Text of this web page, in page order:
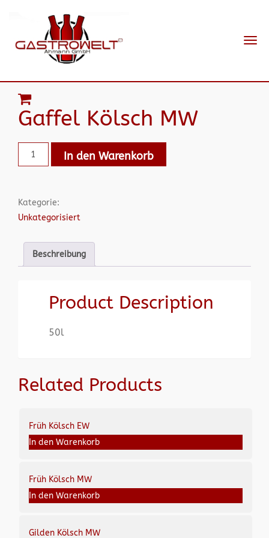
Gaffel Kölsch MW
In den Warenkorb
Kategorie:
Unkategorisiert
Beschreibung
Product Description
50l
Related Products
Früh Kölsch EW
In den Warenkorb
Früh Kölsch MW
In den Warenkorb
Gilden Kölsch MW